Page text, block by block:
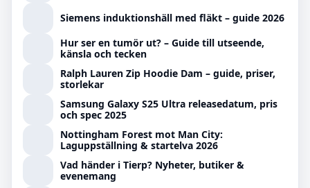
Siemens induktionshäll med fläkt – guide 2026
Hur ser en tumör ut? – Guide till utseende,
känsla och tecken
Ralph Lauren Zip Hoodie Dam – guide, priser,
storlekar
Samsung Galaxy S25 Ultra releasedatum, pris
och spec 2025
Nottingham Forest mot Man City:
Laguppställning & startelva 2026
Vad händer i Tierp? Nyheter, butiker &
evenemang